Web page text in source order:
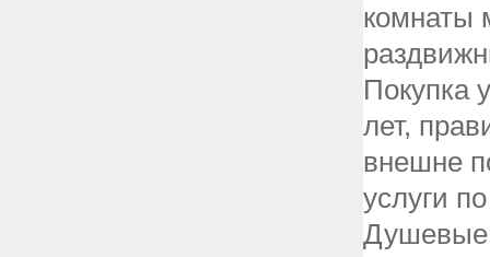
комнаты
Покупка
лет,
внешне
услуги
Душевые